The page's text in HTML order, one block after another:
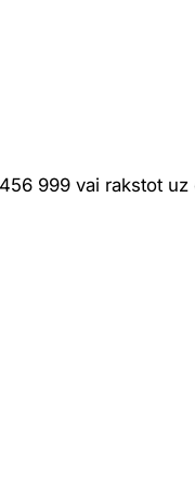
999 vai rakstot uz